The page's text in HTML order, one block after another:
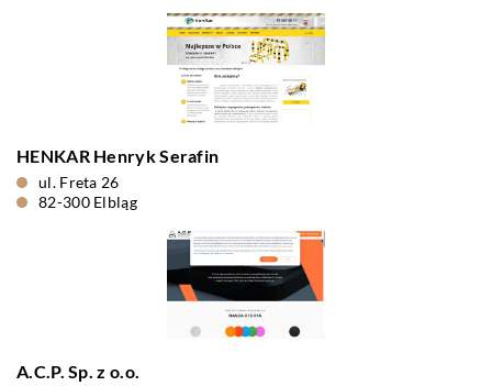
HENKAR Henryk Serafin
ul. Freta 26
82-300 Elbląg
A.C.P. Sp. z o.o.